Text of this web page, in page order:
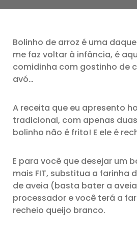
Bolinho de arroz é uma
me faz voltar à infância, é
comidinha com gostinho de
avó…
A receita que eu apresento
tradicional, com apenas
bolinho não é frito! E ele é
E para você que desejar um
mais FIT, substitua a farinha
de aveia (basta bater a
processador e você terá a
recheio queijo branco.